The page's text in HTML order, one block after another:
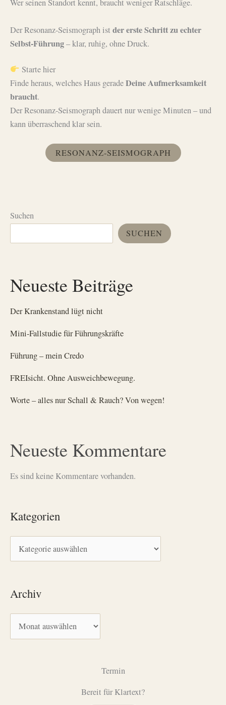
Wer seinen Standort kennt, braucht weniger Ratschläge.
Der Resonanz-Seismograph ist der erste Schritt zu echter
Selbst-Führung– klar, ruhig, ohne Druck.
Starte hier
Finde heraus, welches Haus geradeDeine Aufmerksamkeit
braucht.
Der Resonanz-Seismograph dauert nur wenige Minuten – und
kann überraschend klar sein.
RESONANZ-SEISMOGRAPH
Suchen
SUCHEN
Neueste Beiträge
Der Krankenstand lügt nicht
Mini-Fallstudie für Führungskräfte
Führung – mein Credo
FREIsicht. Ohne Ausweichbewegung.
Worte – alles nur Schall & Rauch? Von wegen!
Neueste Kommentare
Es sind keine Kommentare vorhanden.
Kategorien
a
e
r
Archiv
r
Termin
Bereit für Klartext?